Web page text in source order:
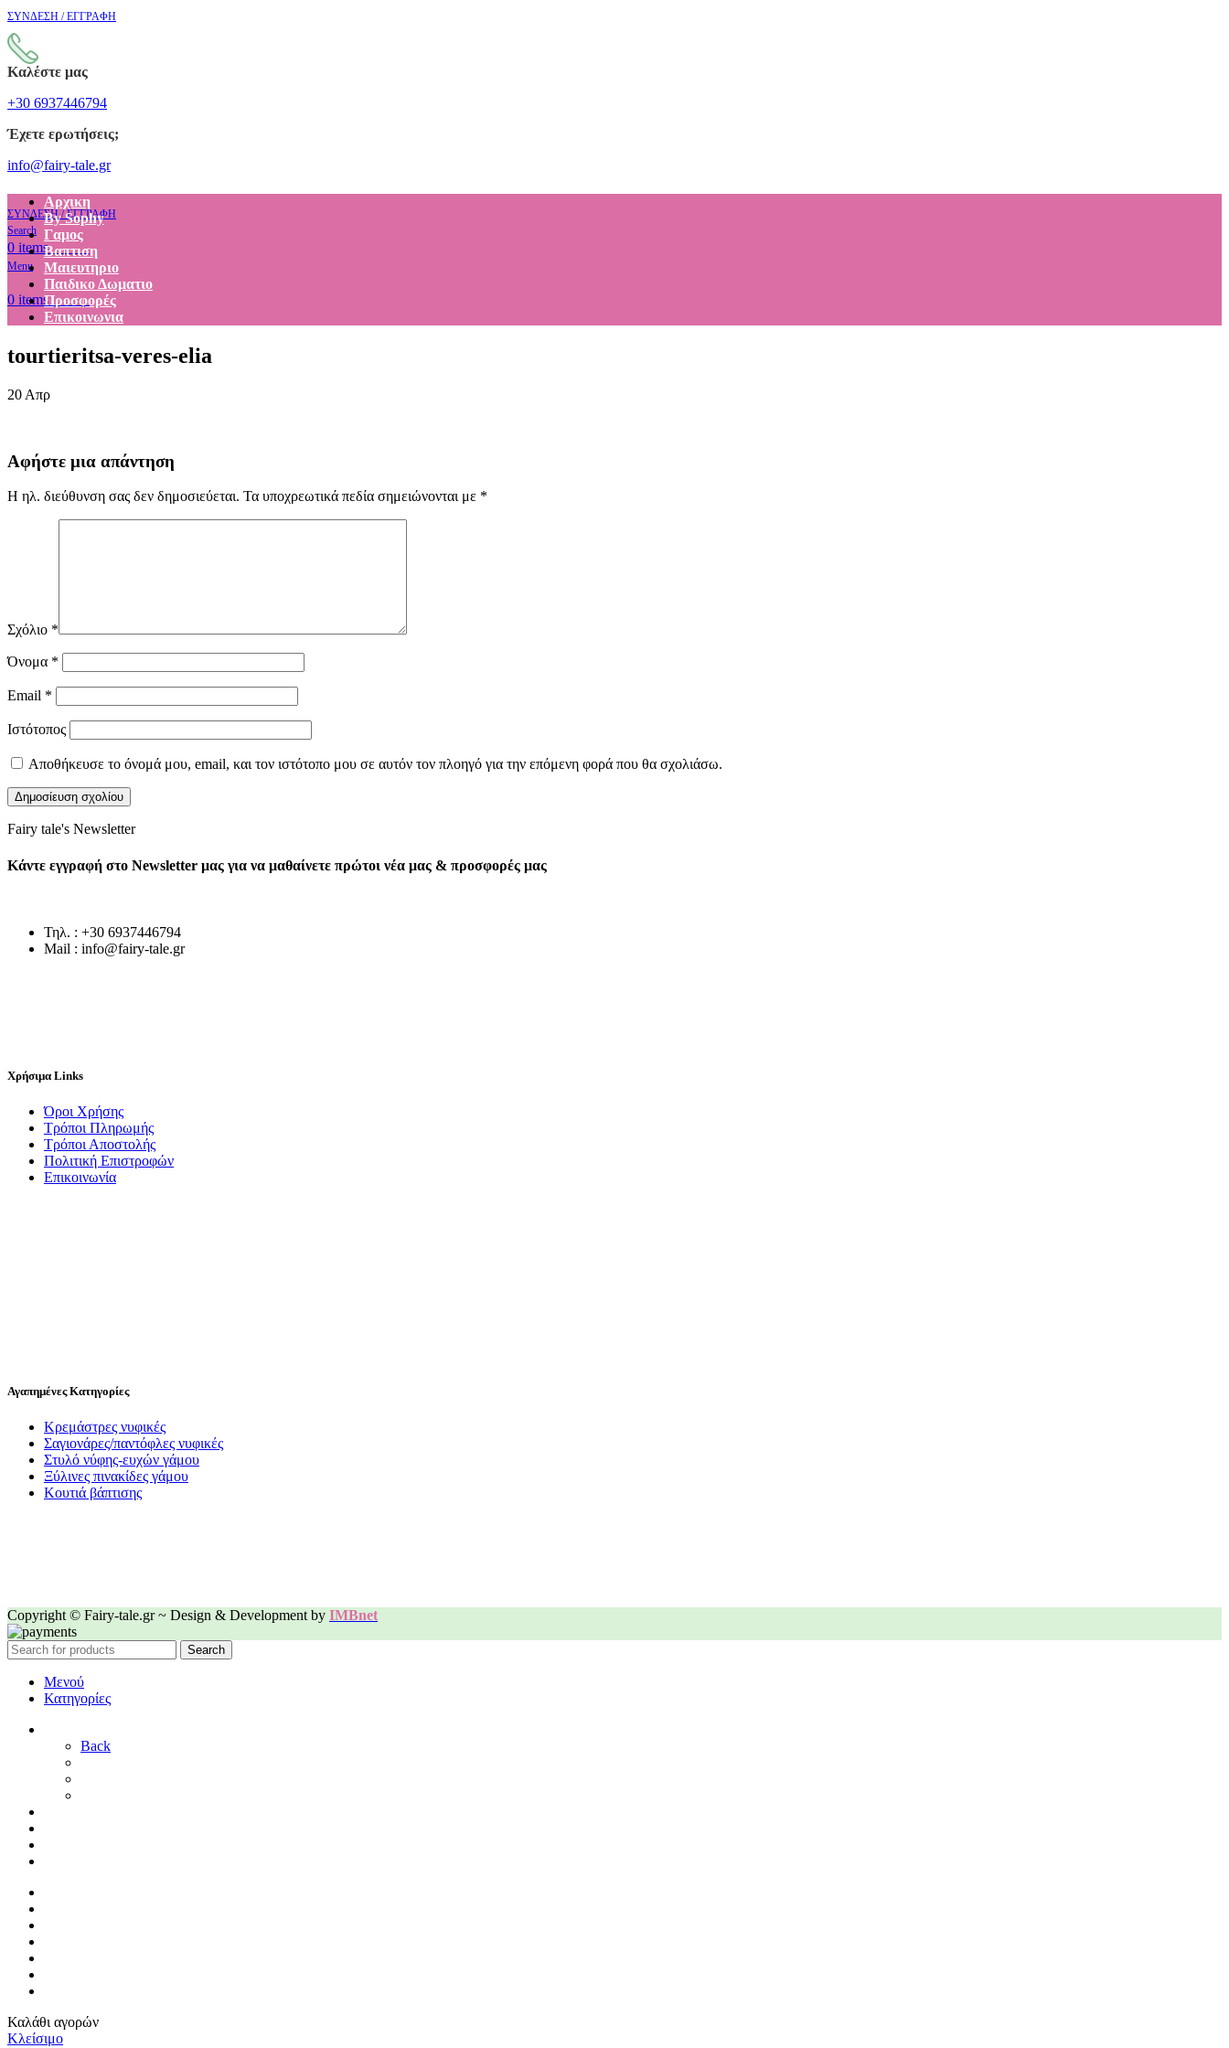
ΣΥΝΔΕΣΗ / ΕΓΓΡΑΦΗ
Καλέστε μας
+30 6937446794
Έχετε ερωτήσεις;
info@fairy-tale.gr
ΣΥΝΔΕΣΗ / ΕΓΓΡΑΦΗ
Search
0 items €0.00
Menu
0 items €0.00
Αρχικη
By Sophy
Γαμος
Βαπτιση
Μαιευτηριο
Παιδικο Δωματιο
Προσφορές
Επικοινωνια
tourtieritsa-veres-elia
20 Απρ
Αφήστε μια απάντηση
Η ηλ. διεύθυνση σας δεν δημοσιεύεται. Τα υποχρεωτικά πεδία σημειώνονται με *
Σχόλιο *
Όνομα *
Email *
Ιστότοπος
Αποθήκευσε το όνομά μου, email, και τον ιστότοπο μου σε αυτόν τον πλοηγό για την επόμενη φορά που θα σχολιάσω.
Fairy tale's Newsletter
Κάντε εγγραφή στο Newsletter μας για να μαθαίνετε πρώτοι νέα μας & προσφορές μας
Τηλ. : +30 6937446794
Mail : info@fairy-tale.gr
Χρήσιμα Links
Όροι Χρήσης
Τρόποι Πληρωμής
Τρόποι Αποστολής
Πολιτική Επιστροφών
Επικοινωνία
Αγαπημένες Κατηγορίες
Κρεμάστρες νυφικές
Σαγιονάρες/παντόφλες νυφικές
Στυλό νύφης-ευχών γάμου
Ξύλινες πινακίδες γάμου
Κουτιά βάπτισης
Copyright © Fairy-tale.gr ~ Design & Development by IMBnet
Search
Μενού
Κατηγορίες
Back
Καλάθι αγορών
Κλείσιμο